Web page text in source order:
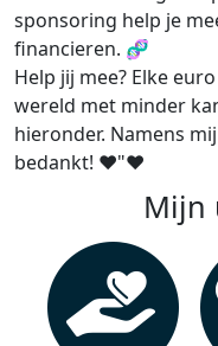
sponsoring help je
financieren. 🧬
Help jij mee? Elke
wereld met minder
hieronder. Namens
bedankt! ❤️"❤️
Mijn